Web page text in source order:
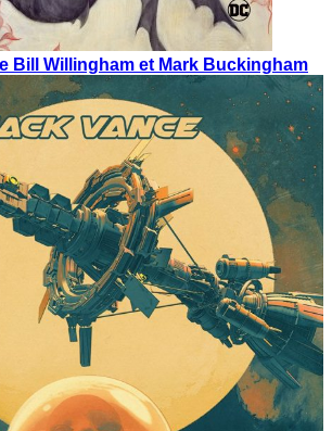
Bill Willingham et Mark Buckingham